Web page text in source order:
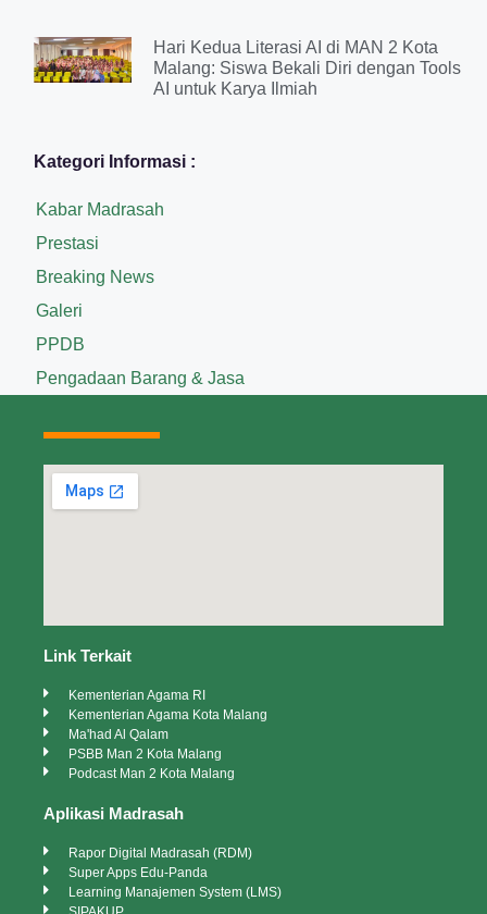
Hari Kedua Literasi AI di MAN 2 Kota
Malang: Siswa Bekali Diri dengan Tools
AI untuk Karya Ilmiah
Kategori Informasi :
Kabar Madrasah
Prestasi
Breaking News
Galeri
PPDB
Pengadaan Barang & Jasa
Link Terkait
Kementerian Agama RI
Kementerian Agama Kota Malang
Ma'had Al Qalam
PSBB Man 2 Kota Malang
Podcast Man 2 Kota Malang
Aplikasi Madrasah
Rapor Digital Madrasah (RDM)
Super Apps Edu-Panda
Learning Manajemen System (LMS)